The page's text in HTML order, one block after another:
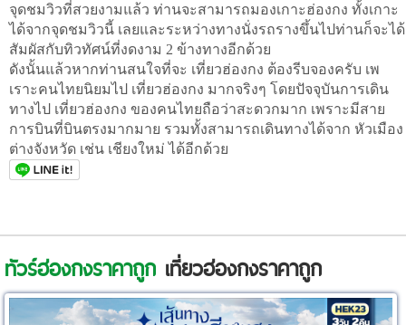
จุดชมวิวที่สวยงามแล้ว ท่านจะสามารถมองเกาะฮ่องกง ทั้งเกาะ
ได้จากจุดชมวิวนี้ เลยและระหว่างทางนั่งรถรางขึ้นไปท่านก็จะได้
สัมผัสกับทิวทัศน์ที่งดงาม 2 ข้างทางอีกด้วย
ดังนั้นแล้วหากท่านสนใจที่จะ เที่ยวฮ่องกง ต้องรีบจองครับ เพ
เราะคนไทยนิยมไป เที่ยวฮ่องกง มากจริงๆ โดยปัจจุบันการเดิน
ทางไป เที่ยวฮ่องกง ของคนไทยถือว่าสะดวกมาก เพราะมีสาย
การบินที่บินตรงมากมาย รวมทั้งสามารถเดินทางได้จาก หัวเมือง
ต่างจังหวัด เช่น เชียงใหม่ ได้อีกด้วย
ทัวร์ฮ่องกงราคาถูก เที่ยวฮ่องกงราคาถูก